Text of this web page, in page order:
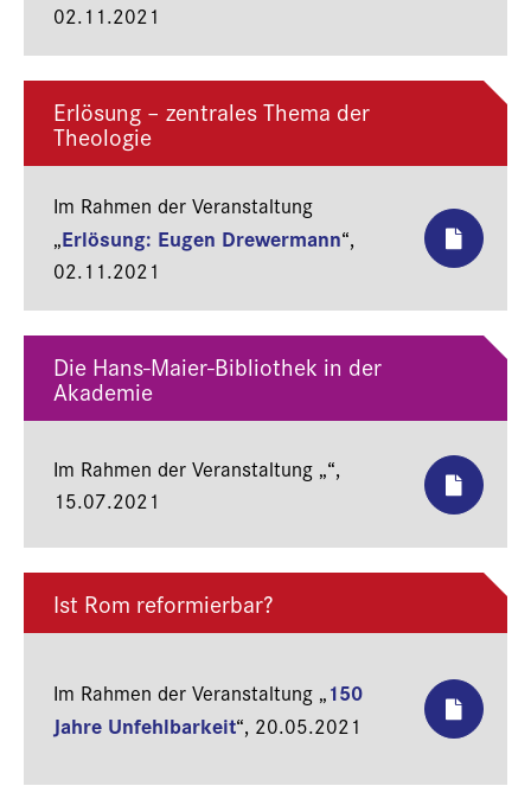
02.11.2021
Erlösung – zentrales Thema der
Theologie
Im Rahmen der Veranstaltung
„Erlösung: Eugen Drewermann“,
02.11.2021
Die Hans-Maier-Bibliothek in der
Akademie
Im Rahmen der Veranstaltung „“,
15.07.2021
Ist Rom reformierbar?
Im Rahmen der Veranstaltung „150
Jahre Unfehlbarkeit“, 20.05.2021